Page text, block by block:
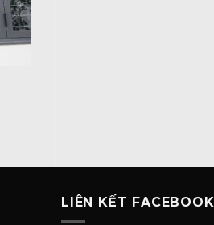
LIÊN KẾT FACEBOOK